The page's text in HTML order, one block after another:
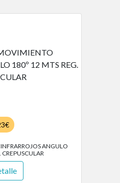
ANGULO
CREPUSCULAR